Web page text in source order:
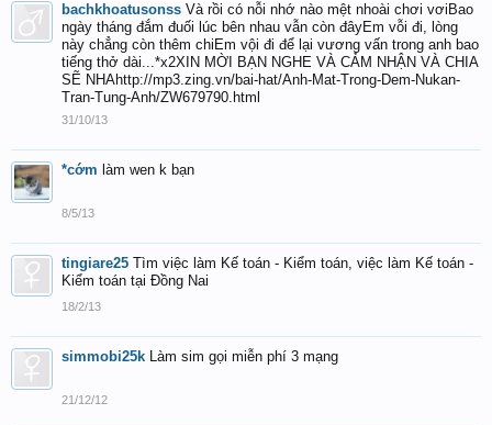
bachkhoatusonss Và rồi có nỗi nhớ nào mệt nhoài chơi vơiBao
ngày tháng đắm đuối lúc bên nhau vẫn còn đâyEm vỗi đi, lòng
này chẳng còn thêm chiEm vội đi để lại vương vấn trong anh bao
tiếng thở dài...*x2XIN MỜI BẠN NGHE VÀ CẢM NHẬN VÀ CHIA
SẼ NHAhttp://mp3.zing.vn/bai-hat/Anh-Mat-Trong-Dem-Nukan-
Tran-Tung-Anh/ZW679790.html
31/10/13
*cớm làm wen k bạn
8/5/13
tingiare25 Tìm việc làm Kế toán - Kiểm toán, việc làm Kế toán -
Kiểm toán tại Đồng Nai
18/2/13
simmobi25k Làm sim gọi miễn phí 3 mạng
21/12/12